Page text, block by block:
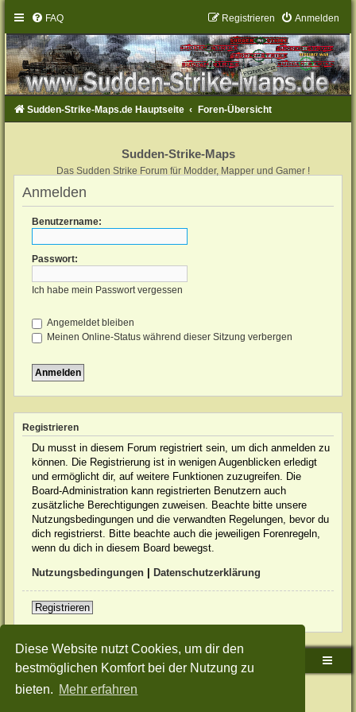
Diese Website nutzt Cookies, um dir den
bestmöglichen Komfort bei der Nutzung zu
bieten. Mehr erfahren
FAQ Anmelden
Registrieren
Sudden-Strike-Maps.de Hauptseite Foren-Übersicht
Sudden-Strike-Maps
Das Sudden Strike Forum für Modder, Mapper und Gamer !
Anmelden
Benutzername:
Passwort:
Ich habe mein Passwort vergessen
Angemeldet bleiben
Meinen Online-Status während dieser Sitzung verbergen
Registrieren
Du musst in diesem Forum registriert sein, um dich anmelden zu
können. Die Registrierung ist in wenigen Augenblicken erledigt
und ermöglicht dir, auf weitere Funktionen zuzugreifen. Die
Board-Administration kann registrierten Benutzern auch
zusätzliche Berechtigungen zuweisen. Beachte bitte unsere
Nutzungsbedingungen und die verwandten Regelungen, bevor du
dich registrierst. Bitte beachte auch die jeweiligen Forenregeln,
wenn du dich in diesem Board bewegst.
Nutzungsbedingungen Datenschutzerklärung
Registrieren
Sudden-Strike-Maps.de Hauptseite Foren-Übersicht
Powered byphpBB® Forum Software © phpBB Limited